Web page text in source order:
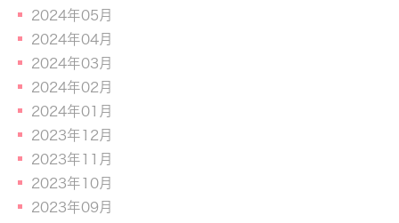
2024年05月
2024年04月
2024年03月
2024年02月
2024年01月
2023年12月
2023年11月
2023年10月
2023年09月